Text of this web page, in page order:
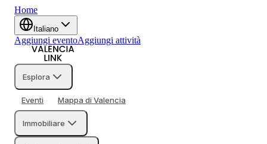
Home
Italiano
Aggiungi eventoAggiungi attività
Esplora
Eventi Mappa di Valencia
Immobiliare